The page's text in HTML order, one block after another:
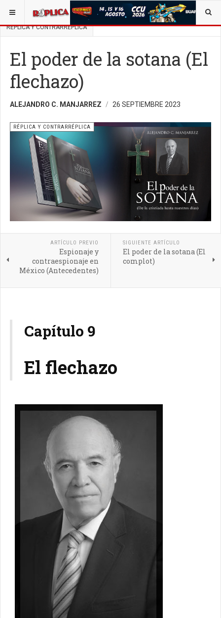
ESTÁ AQUÍ: BUSCAR UN ARTÍCULO EN POLÍTICA
RÉPLICA Y CONTRARRÉPLICA
El poder de la sotana (El
flechazo)
ALEJANDRO C. MANJARREZ 26 SEPTIEMBRE 2023
RÉPLICA Y CONTRARRÉPLICA
ARTÍCULO PREVIO
Espionaje y
contraespionaje en
México (Antecedentes)
SIGUIENTE ARTÍCULO
El poder de la sotana (El
complot)
Capítulo 9
El flechazo